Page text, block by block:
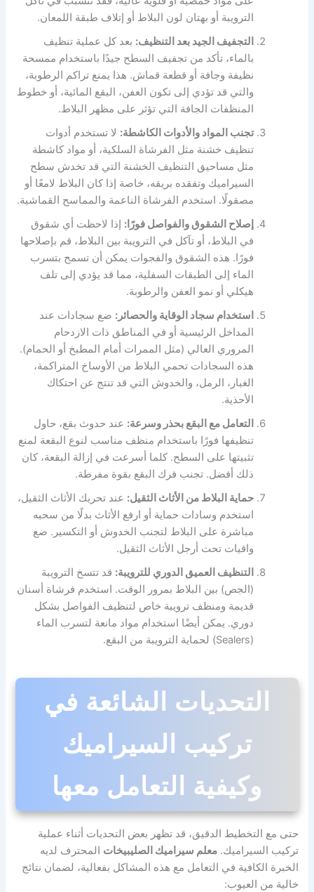
الترويبة أو بهتان لون البلاط أو إتلاف طبقة اللمعان.
التجفيف الجيد بعد التنظيف: بعد كل عملية تنظيف
بالماء، تأكد من تجفيف السطح جيدًا باستخدام ممسحة
نظيفة وجافة أو قطعة قماش. هذا يمنع تراكم الرطوبة،
والتي قد تؤدي إلى تكون العفن، البقع المائية، أو خطوط
المنظفات الجافة التي تؤثر على مظهر البلاط.
تجنب المواد والأدوات الكاشطة: لا تستخدم أدوات
تنظيف خشنة مثل الفرشاة السلكية، أو مواد كاشطة
مثل مساحيق التنظيف الخشنة التي قد تخدش سطح
السيراميك وتفقده بريقه، خاصة إذا كان البلاط لامعًا أو
مصقولًا. استخدم الفرشاة الناعمة والمماسح القماشية.
إصلاح الشقوق والفواصل فورًا: إذا لاحظت أي شقوق
في البلاط، أو تآكل في الترويبة بين البلاط، قم بإصلاحها
فورًا. هذه الشقوق والفجوات يمكن أن تسمح بتسرب
الماء إلى الطبقات السفلية، مما قد يؤدي إلى تلف
هيكلي أو نمو العفن والرطوبة.
استخدام سجاد الوقاية والحصائر: ضع سجادات عند
المداخل الرئيسية أو في المناطق ذات الازدحام
المروري العالي (مثل الممرات أمام المطبخ أو الحمام).
هذه السجادات تحمي البلاط من الأوساخ المتراكمة،
الغبار، الرمل، والخدوش التي قد تنتج عن احتكاك
الأحذية.
التعامل مع البقع بحذر وسرعة: عند حدوث بقع، حاول
تنظيفها فورًا باستخدام منظف مناسب لنوع البقعة لمنع
تثبيتها على السطح. كلما أسرعت في إزالة البقعة، كان
ذلك أفضل. تجنب فرك البقع بقوة مفرطة.
حماية البلاط من الأثاث الثقيل: عند تحريك الأثاث الثقيل،
استخدم وسادات حماية أو ارفع الأثاث بدلًا من سحبه
مباشرة على البلاط لتجنب الخدوش أو التكسير. ضع
واقيات تحت أرجل الأثاث الثقيل.
التنظيف العميق الدوري للترويبة: قد تتسخ الترويبة
(الجص) بين البلاط بمرور الوقت. استخدم فرشاة أسنان
قديمة ومنظف ترويبة خاص لتنظيف الفواصل بشكل
دوري. يمكن أيضًا استخدام مواد مانعة لتسرب الماء
(Sealers) لحماية الترويبة من البقع.
التحديات الشائعة في
تركيب السيراميك
وكيفية التعامل معها
حتى مع التخطيط الدقيق، قد تظهر بعض التحديات أثناء عملية
تركيب السيراميك.معلم سيراميك الصليبيخات المحترف لديه
الخبرة الكافية في التعامل مع هذه المشاكل بفعالية، لضمان نتائج
خالية من العيوب: